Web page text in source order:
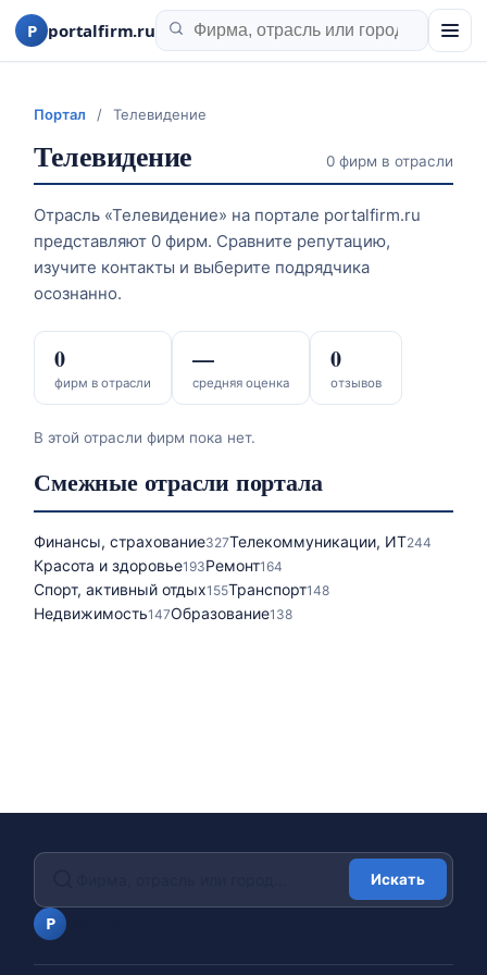
P portalfirm.ru
Портал / Телевидение
Телевидение 0 фирм в отрасли
Отрасль «Телевидение» на портале portalfirm.ru
представляют 0 фирм. Сравните репутацию,
изучите контакты и выберите подрядчика
осознанно.
фирм в отрасли
0
средняя оценка
—
отзывов
0
В этой отрасли фирм пока нет.
Смежные отрасли портала
Финансы, страхование327Телекоммуникации, ИТ244
Красота и здоровье193Ремонт164
Спорт, активный отдых155Транспорт148
Недвижимость147Образование138
P
Искать